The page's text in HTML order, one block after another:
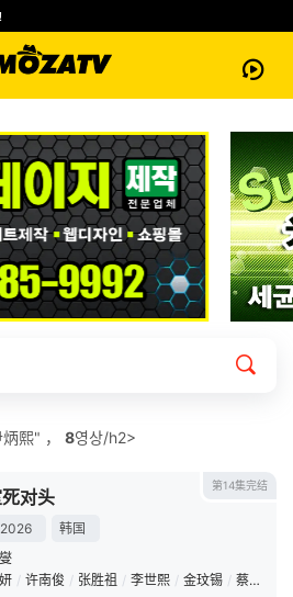
熙" ， 8영상/h2>
第14集完结
对头
2026
韩国
/ 许南俊 / 张胜祖 / 李世熙 / 金玟锡 / 蔡书安